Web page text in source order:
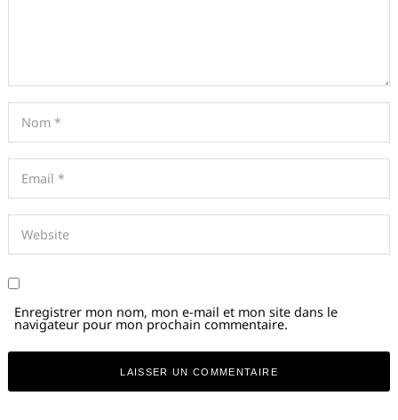
Enregistrer mon nom, mon e-mail et mon site dans le
navigateur pour mon prochain commentaire.